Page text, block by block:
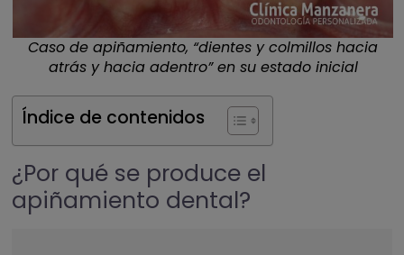
Caso de apiñamiento, “dientes y colmillos hacia
atrás y hacia adentro” en su estado inicial
Índice de contenidos
¿Por qué se produce el
apiñamiento dental?